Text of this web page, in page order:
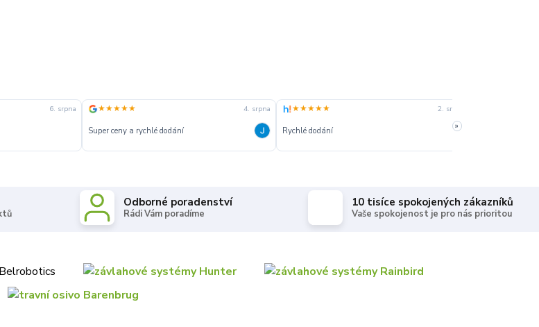
6. srpna ★★★★★ 4. srpna
Super ceny a rychlé dodání
★★★★★ 2. srpna
Rychlé dodání »
Odborné poradenství
Rádi Vám poradíme
10 tisíce spokojených zákazníků
Vaše spokojenost je pro nás prioritou